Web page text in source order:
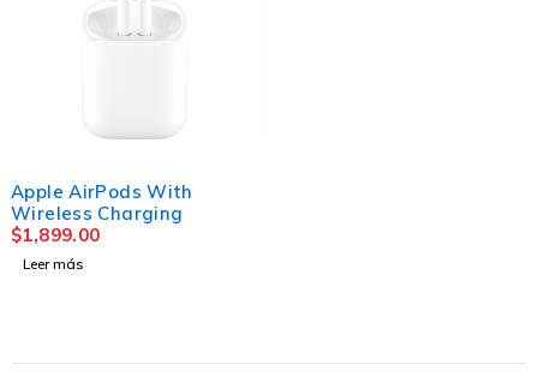
AGOTADO
Apple AirPods With
Wireless Charging
$1,899.00
Leer más